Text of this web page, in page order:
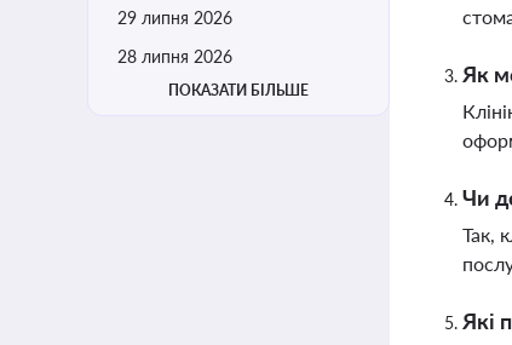
29 липня 2026
28 липня 2026
ПОКАЗАТИ БІЛЬШЕ
Як
Чи
Так,
Які